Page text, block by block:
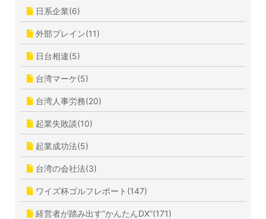
日系企業(6)
外部ブレイン(11)
日台相違(5)
台湾マーケ(5)
台湾人事労務(20)
起業失敗談(10)
起業成功法(5)
台湾の会社法(3)
ワイズ杯ゴルフレポート(147)
経営者が踏み出す”かんたんDX”(171)